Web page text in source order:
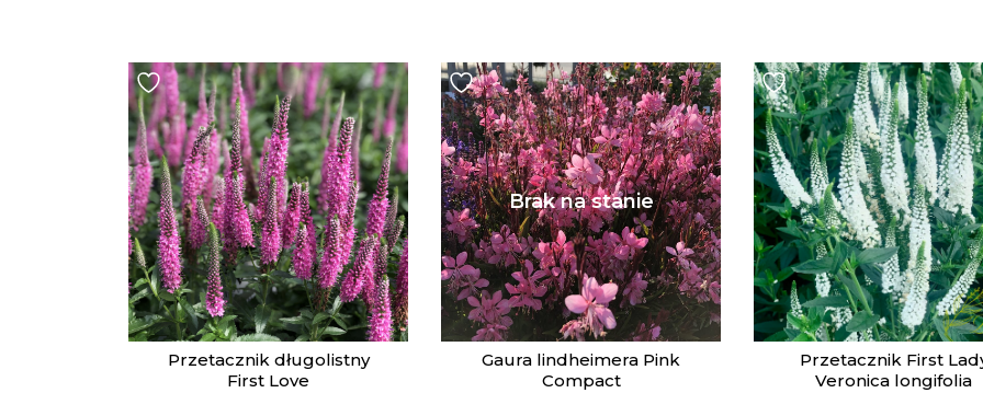
Przetacznik długolistny
First Love
Gaura lindheimera Pink
Compact
Przetacznik First
Veronica longifolia